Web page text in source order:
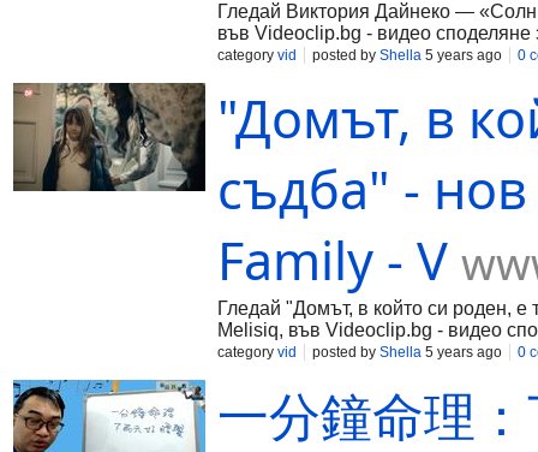
Гледай Виктория Дайнеко —
във Videoclip.bg - видео споделяне
category vid posted by Shella 5 years ago 0
"Домът, в
съдба" -
Family - V
Гледай "Домът, в който си роден, е
Melisiq, във Videoclip.bg - видео
category vid posted by Shella 5 years ago 0
一分鐘命理